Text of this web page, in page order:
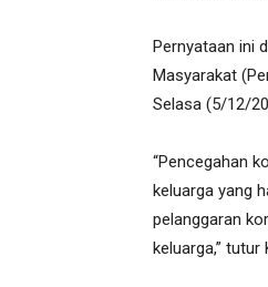
Pernyataan ini
Masyarakat
Selasa (5/12/
“Pencegahan
keluarga yang
pelanggaran
keluarga,” tutur